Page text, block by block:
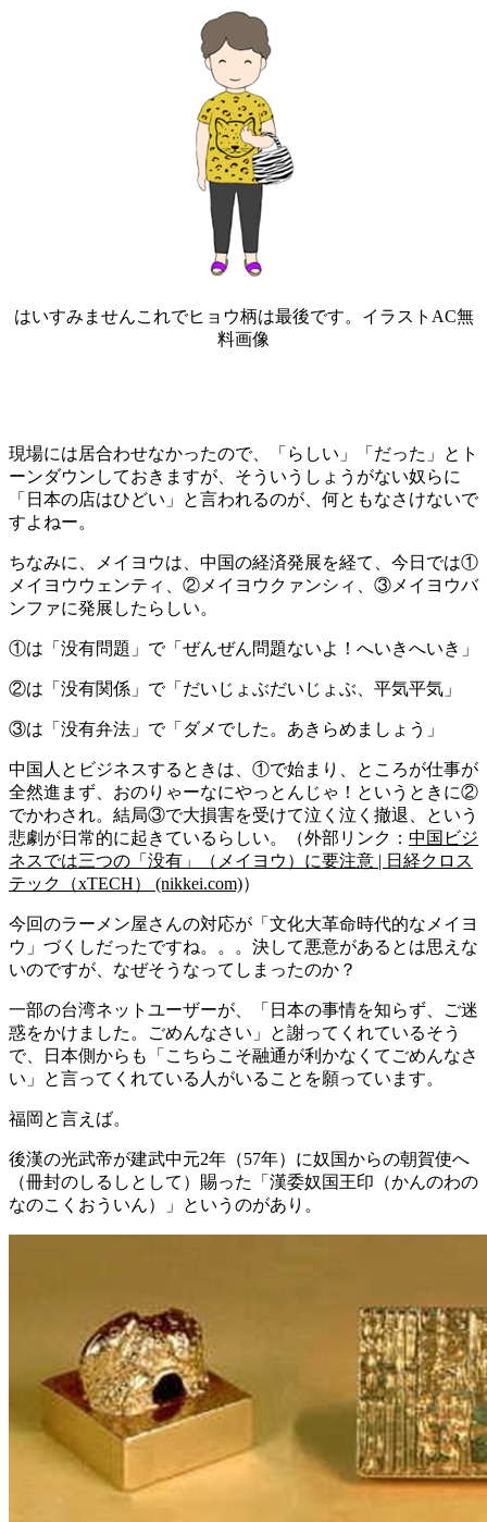
はいすみませんこれでヒョウ柄は最後です。イラストAC無
料画像
現場には居合わせなかったので、「らしい」「だった」とト
ーンダウンしておきますが、そういうしょうがない奴らに
「日本の店はひどい」と言われるのが、何ともなさけないで
すよねー。
ちなみに、メイヨウは、中国の経済発展を経て、今日では①
メイヨウウェンティ、②メイヨウクァンシィ、③メイヨウバ
ンファに発展したらしい。
①は「没有問題」で「ぜんぜん問題ないよ！へいきへいき」
②は「没有関係」で「だいじょぶだいじょぶ、平気平気」
③は「没有弁法」で「ダメでした。あきらめましょう」
中国人とビジネスするときは、①で始まり、ところが仕事が
全然進まず、おのりゃーなにやっとんじゃ！というときに②
でかわされ。結局③で大損害を受けて泣く泣く撤退、という
悲劇が日常的に起きているらしい。（外部リンク： 中国ビジ
ネスでは三つの「没有」（メイヨウ）に要注意 | 日経クロス
テック（xTECH） (nikkei.com)）
今回のラーメン屋さんの対応が「文化大革命時代的なメイヨ
ウ」づくしだったですね。。。決して悪意があるとは思えな
いのですが、なぜそうなってしまったのか？
一部の台湾ネットユーザーが、「日本の事情を知らず、ご迷
惑をかけました。ごめんなさい」と謝ってくれているそう
で、日本側からも「こちらこそ融通が利かなくてごめんなさ
い」と言ってくれている人がいることを願っています。
福岡と言えば。
後漢の光武帝が建武中元2年（57年）に奴国からの朝賀使へ
（冊封のしるしとして）賜った「漢委奴国王印（かんのわの
なのこくおういん）」というのがあり。